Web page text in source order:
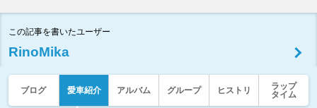
この記事を書いたユーザー
RinoMika
ブログ 愛車紹介 アルバム グループ ヒストリ
ラップ
タイム